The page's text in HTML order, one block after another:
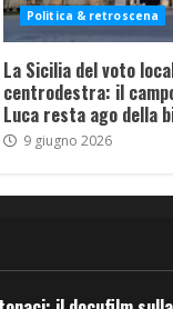
Politica & retroscena
La Sicilia del voto
centrodestra: il
Luca resta ago della
9 giugno 2026